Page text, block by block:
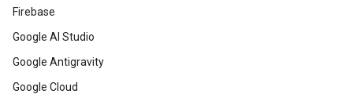
Firebase
Google AI Studio
Google Antigravity
Google Cloud